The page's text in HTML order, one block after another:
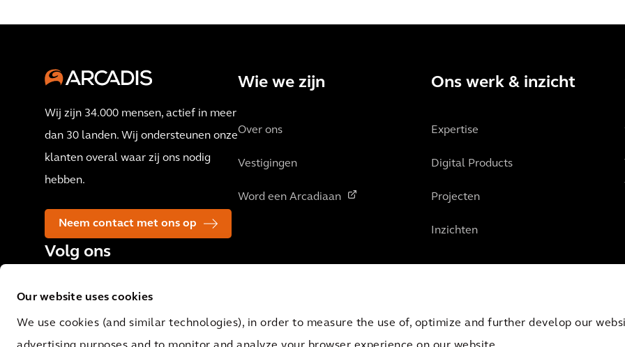
Our website uses cookies
We use cookies (and similar technologies), in order to measure the use of, optimize and further develop our
Wij zijn 34.000 mensen, actief in meer
dan 30 landen. Wij ondersteunen onze
klanten overal waar zij ons nodig
hebben.
Neem contact met ons op
Volg ons
Wie we zijn
Over ons
Vestigingen
Word een Arcadiaan
Ons werk & inzicht
Expertise
Digital Products
Projecten
Inzichten